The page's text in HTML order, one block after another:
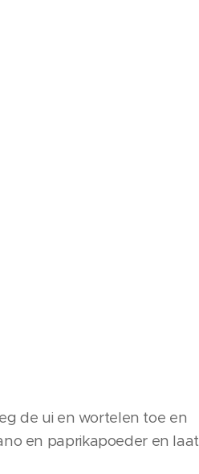
de ui en wortelen toe en
en paprikapoeder en laat